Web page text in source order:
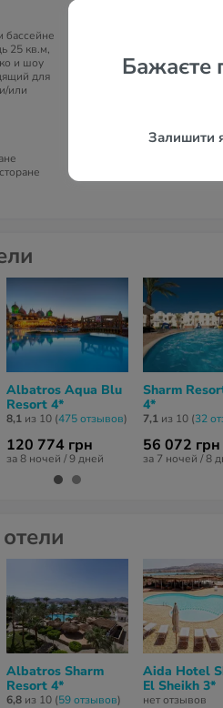
Бажаєте
Залишити
бассейне
25 кв.м,
и шоу
для
или
Albatros Aqua Blu
Resort 4*
8,1 из 10 (475 отзывов)
120 774 грн
за 8 ночей / 9 дней
Sharm
4*
7,1 из 10 (32
56 072 грн
за 7 ночей / 8
Albatros Sharm
Resort 4*
6,8 из 10 (59 отзывов)
Aida Hotel
El Sheikh 3*
нет отзывов